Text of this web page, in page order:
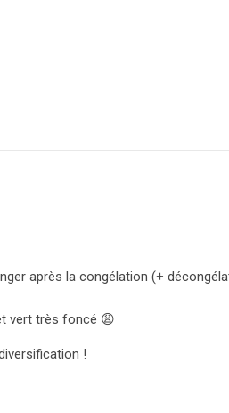
après la congélation (+
vert très foncé 😩
!